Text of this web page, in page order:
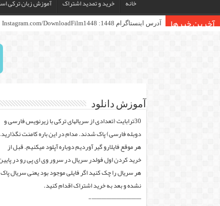
خانه خرید و تمدید اشتراک آموزش زبان ترکی
آخرین خبرها آدرس اینستاگرام 1448: Instagram.com/DownloadFilm1448
آموزش دانلود
30ترابایت (تعدادی از سریالهای ترکی با زیرنویس فارسی و
دوبله فارسی) پاک شدند. مدام در این باره کامنت نگذارید.
هر موقع فایلارو گیر آوردیم دوباره آپلود میکنیم. قبل از
خرید کردن اول فولدر سریال در سرور وی ای پی رو در
هر سریال را چک کنید اگر فایلی موجود بود یعنی سریال پاک
نشده و بعد به خرید اشتراک اقدام کنید.
——————————-